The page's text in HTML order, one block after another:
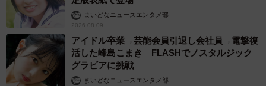
まいどなニュースエンタメ部
2026.08.09
アイドル卒業→芸能会員引退し会社員→電撃復
活した峰島こまき FLASHでノスタルジック
グラビアに挑戦
まいどなニュースエンタメ部